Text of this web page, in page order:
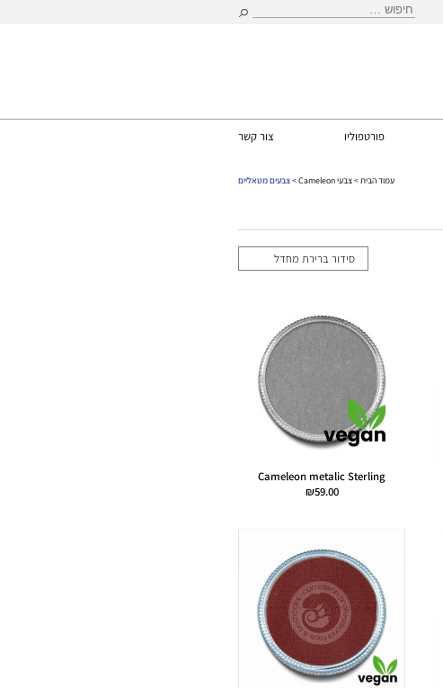
חיפוש:
פורטפוליו צור קשר
עמוד הבית >צבעי Cameleon > צבעים מטאליים
Cameleon metalic Sterling
₪59.00